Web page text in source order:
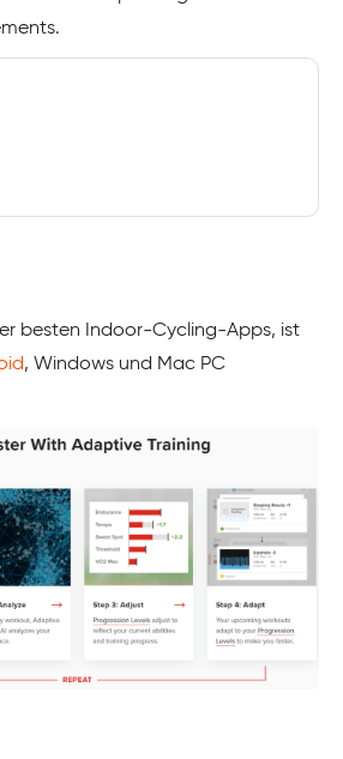
besten Indoor-Cycling-Apps, ist
, Windows und Mac PC